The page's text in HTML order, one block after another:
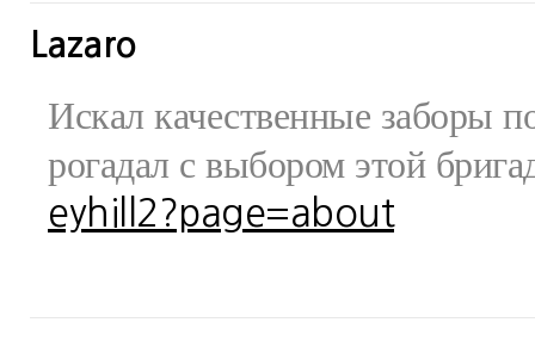
Lazaro
Искал качественные заборы
рогадал с выбором этой
eyhill2?page=about